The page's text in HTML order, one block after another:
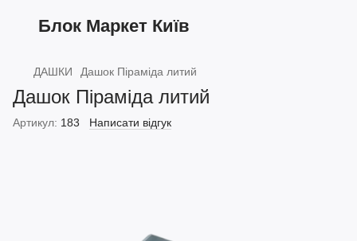
Блок Маркет Київ
ДАШКИ Дашок Піраміда литий
Дашок Піраміда литий
Артикул: 183 Написати відгук